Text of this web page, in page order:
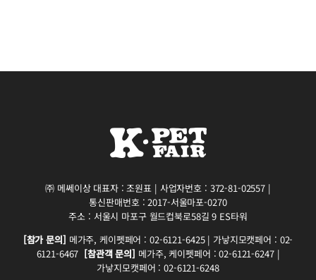
㈜ 메쎄이상 대표자 : 조원표 | 사업자번호 : 372-81-02557 |
통신판매번호 : 2017-서울마포-0270
주소 : 서울시 마포구 월드컵북로58길 9 ES타워
[참가 문의] 메가주, 케이펫페어 : 02-6121-6425 | 가낳지모캣페어 : 02-
6121-6467 [참관객 문의] 메가주, 케이펫페어 : 02-6121-6247 |
가낳지모캣페어 : 02-6121-6248